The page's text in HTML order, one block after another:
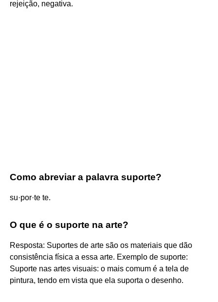
rejeição, negativa.
Como abreviar a palavra suporte?
su·por·te te.
O que é o suporte na arte?
Resposta: Suportes de arte são os materiais que dão
consistência física a essa arte. Exemplo de suporte:
Suporte nas artes visuais: o mais comum é a tela de
pintura, tendo em vista que ela suporta o desenho.